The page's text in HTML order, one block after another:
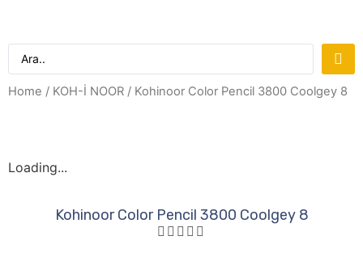
Home / KOH-İ NOOR / Kohinoor Color Pencil 3800 Coolgey 8
Loading...
Kohinoor Color Pencil 3800 Coolgey 8